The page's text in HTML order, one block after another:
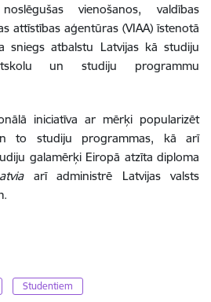
vienošanos, valdības
attīstības aģentūras (VIAA) īstenotā
sniegs atbalstu Latvijas kā studiju
un studiju programmu
iniciatīva ar mērķi popularizēt
to studiju programmas, kā arī
galamērķi Eiropā atzīta diploma
arī administrē Latvijas valsts
Studentiem